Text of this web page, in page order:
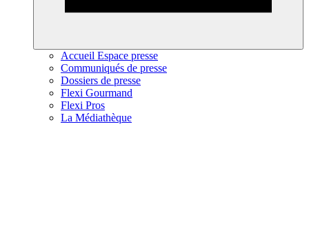
Accueil Espace presse
Communiqués de presse
Dossiers de presse
Flexi Gourmand
Flexi Pros
La Médiathèque